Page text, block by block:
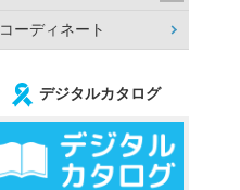
コーディネート
デジタルカタログ